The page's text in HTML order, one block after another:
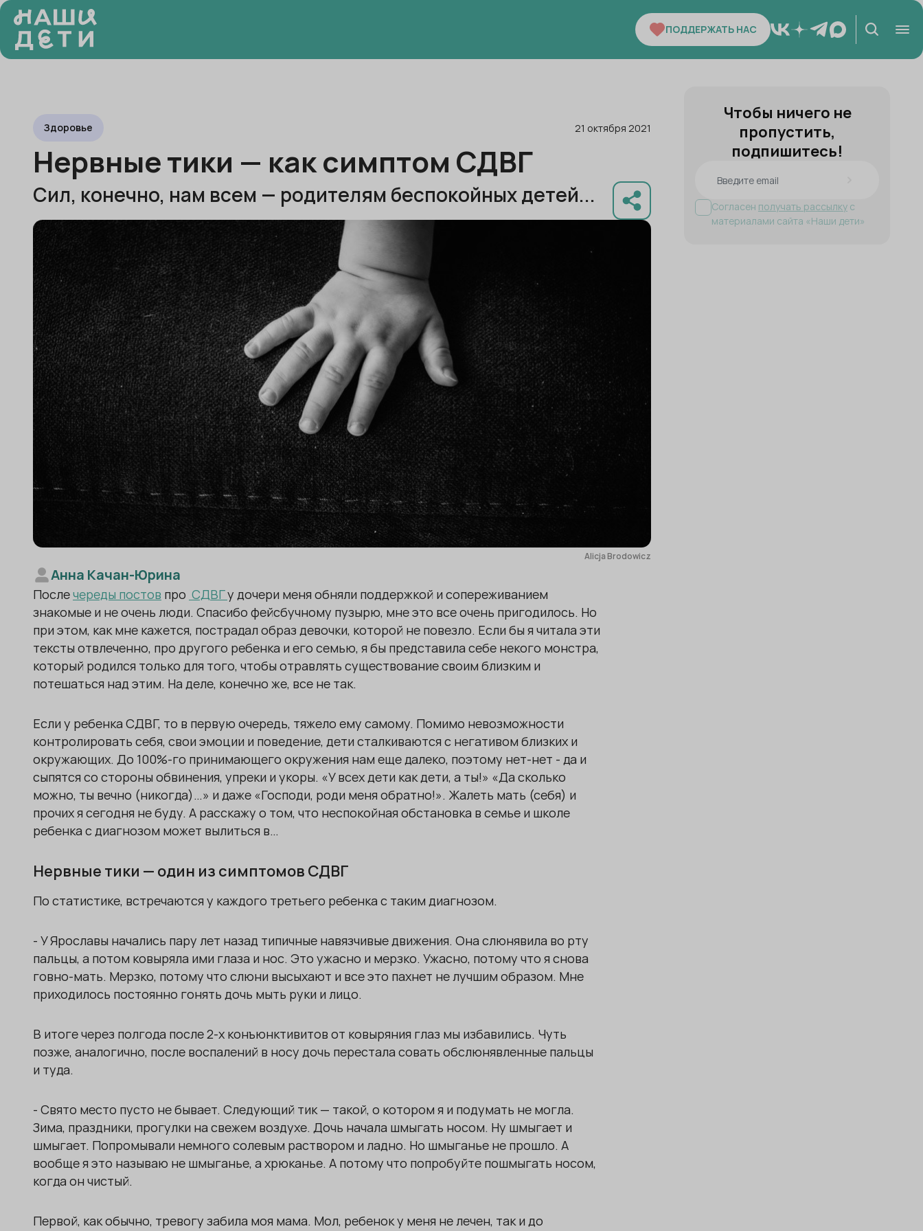
ПОДДЕРЖАТЬ НАС
Здоровье 21 октября 2021
Нервные тики — как симптом СДВГ
Сил, конечно, нам всем — родителям беспокойных детей...
Alicja Brodowicz
Анна Качан-Юрина
Послечереды постов про СДВГу дочери меня обняли поддержкой и сопереживанием
знакомые и не очень люди. Спасибо фейсбучному пузырю, мне это все очень пригодилось. Но
при этом, как мне кажется, пострадал образ девочки, которой не повезло. Если бы я читала эти
тексты отвлеченно, про другого ребенка и его семью, я бы представила себе некого монстра,
который родился только для того, чтобы отравлять существование своим близким и
потешаться над этим. На деле, конечно же, все не так.
Если у ребенка СДВГ, то в первую очередь, тяжело ему самому. Помимо невозможности
контролировать себя, свои эмоции и поведение, дети сталкиваются с негативом близких и
окружающих. До 100%-го принимающего окружения нам еще далеко, поэтому нет-нет - да и
сыпятся со стороны обвинения, упреки и укоры. «У всех дети как дети, а ты!» «Да сколько
можно, ты вечно (никогда)…» и даже «Господи, роди меня обратно!». Жалеть мать (себя) и
прочих я сегодня не буду. А расскажу о том, что неспокойная обстановка в семье и школе
ребенка с диагнозом может вылиться в…
Нервные тики — один из симптомов СДВГ
По статистике, встречаются у каждого третьего ребенка с таким диагнозом.
- У Ярославы начались пару лет назад типичные навязчивые движения. Она слюнявила во рту
пальцы, а потом ковыряла ими глаза и нос. Это ужасно и мерзко. Ужасно, потому что я снова
говно-мать. Мерзко, потому что слюни высыхают и все это пахнет не лучшим образом. Мне
приходилось постоянно гонять дочь мыть руки и лицо.
В итоге через полгода после 2-х конъюнктивитов от ковыряния глаз мы избавились. Чуть
позже, аналогично, после воспалений в носу дочь перестала совать обслюнявленные пальцы
и туда.
- Свято место пусто не бывает. Следующий тик — такой, о котором я и подумать не могла.
Зима, праздники, прогулки на свежем воздухе. Дочь начала шмыгать носом. Ну шмыгает и
шмыгает. Попромывали немного солевым раствором и ладно. Но шмыганье не прошло. А
вообще я это называю не шмыганье, а хрюканье. А потому что попробуйте пошмыгать носом,
когда он чистый.
Первой, как обычно, тревогу забила моя мама. Мол, ребенок у меня не лечен, так и до
Чтобы ничего не
пропустить,
подпишитесь!
Согласен получать рассылку с
материалами сайта «Наши дети»